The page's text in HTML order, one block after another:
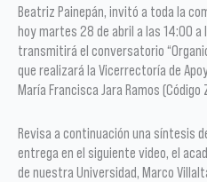
Beatriz Painepán, invitó a toda la
hoy martes 28 de abril a las 14:00
transmitirá el conversatorio
que realizará la Vicerrectoría de
María Francisca Jara Ramos
Revisa a continuación una síntesis
entrega en el siguiente video, el
de nuestra Universidad, Marco